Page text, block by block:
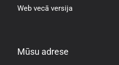
Web vecā versija
Mūsu adrese